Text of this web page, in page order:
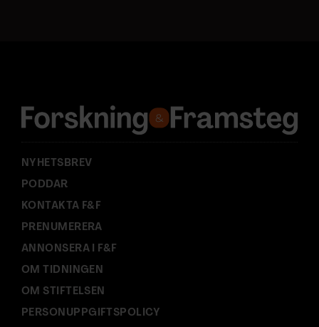
s
:
NYHETSBREV
PODDAR
KONTAKTA F&F
PRENUMERERA
ANNONSERA I F&F
OM TIDNINGEN
OM STIFTELSEN
PERSONUPPGIFTSPOLICY